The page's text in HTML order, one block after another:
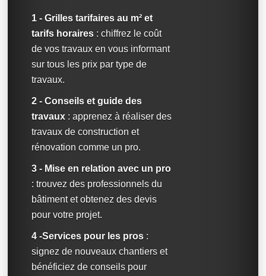
1 - Grilles tarifaires au m² et
tarifs horaires : chiffrez le coût
de vos travaux en vous informant
sur tous les prix par type de
travaux.
2 - Conseils et guide des
travaux : apprenez à réaliser des
travaux de construction et
rénovation comme un pro.
3 - Mise en relation avec un pro
: trouvez des professionnels du
bâtiment et obtenez des devis
pour votre projet.
4 -Services pour les pros :
signez de nouveaux chantiers et
bénéficiez de conseils pour